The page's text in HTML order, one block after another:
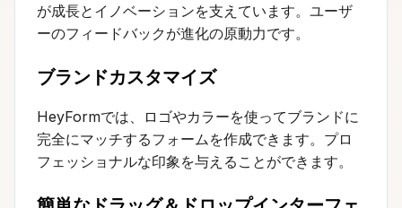
が成長とイノベーションを支えています。ユーザ
ーのフィードバックが進化の原動力です。
ブランドカスタマイズ
HeyFormでは、ロゴやカラーを使ってブランドに
完全にマッチするフォームを作成できます。プロ
フェッショナルな印象を与えることができます。